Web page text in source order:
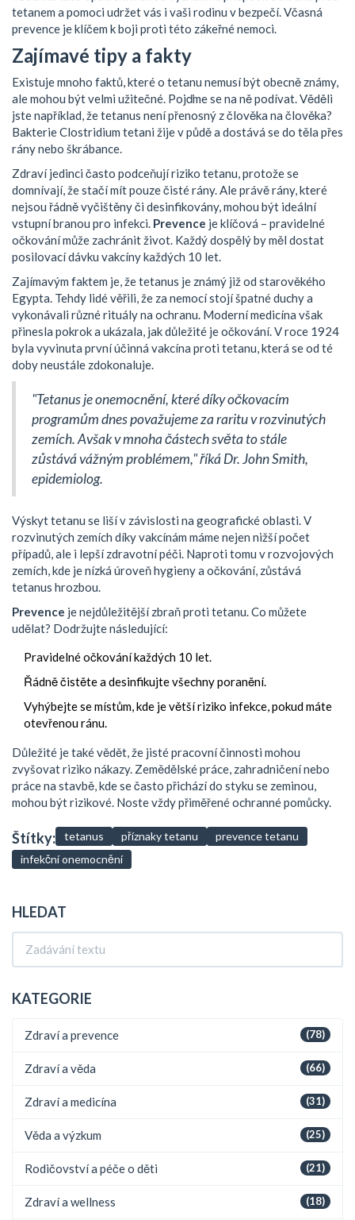
tetanem a pomoci udržet vás i vaši rodinu v bezpečí. Včasná
prevence je klíčem k boji proti této zákeřné nemoci.
Zajímavé tipy a fakty
Existuje mnoho faktů, které o tetanu nemusí být obecně známy,
ale mohou být velmi užitečné. Pojďme se na ně podívat. Věděli
jste například, že tetanus není přenosný z člověka na člověka?
Bakterie Clostridium tetani žije v půdě a dostává se do těla přes
rány nebo škrábance.
Zdraví jedinci často podceňují riziko tetanu, protože se
domnívají, že stačí mít pouze čisté rány. Ale právě rány, které
nejsou řádně vyčištěny či desinfikovány, mohou být ideální
vstupní branou pro infekci. Prevence je klíčová – pravidelné
očkování může zachránit život. Každý dospělý by měl dostat
posilovací dávku vakcíny každých 10 let.
Zajímavým faktem je, že tetanus je známý již od starověkého
Egypta. Tehdy lidé věřili, že za nemocí stojí špatné duchy a
vykonávali různé rituály na ochranu. Moderní medicína však
přinesla pokrok a ukázala, jak důležité je očkování. V roce 1924
byla vyvinuta první účinná vakcína proti tetanu, která se od té
doby neustále zdokonaluje.
"Tetanus je onemocnění, které díky očkovacím
programům dnes považujeme za raritu v rozvinutých
zemích. Avšak v mnoha částech světa to stále
zůstává vážným problémem," říká Dr. John Smith,
epidemiolog.
Výskyt tetanu se liší v závislosti na geografické oblasti. V
rozvinutých zemích díky vakcínám máme nejen nižší počet
případů, ale i lepší zdravotní péči. Naproti tomu v rozvojových
zemích, kde je nízká úroveň hygieny a očkování, zůstává
tetanus hrozbou.
Prevence je nejdůležitější zbraň proti tetanu. Co můžete
udělat? Dodržujte následující:
Pravidelné očkování každých 10 let.
Řádně čistěte a desinfikujte všechny poranění.
Vyhýbejte se místům, kde je větší riziko infekce, pokud máte
otevřenou ránu.
Důležité je také vědět, že jisté pracovní činnosti mohou
zvyšovat riziko nákazy. Zemědělské práce, zahradničení nebo
práce na stavbě, kde se často přichází do styku se zeminou,
mohou být rizikové. Noste vždy přiměřené ochranné pomůcky.
Štítky: tetanus příznaky tetanu
prevence tetanu
infekční onemocnění
HLEDAT
KATEGORIE
(78)
Zdraví a prevence
(66)
Zdraví a věda
(31)
Zdraví a medicína
(25)
Věda a výzkum
(21)
Rodičovství a péče o děti
(18)
Zdraví a wellness